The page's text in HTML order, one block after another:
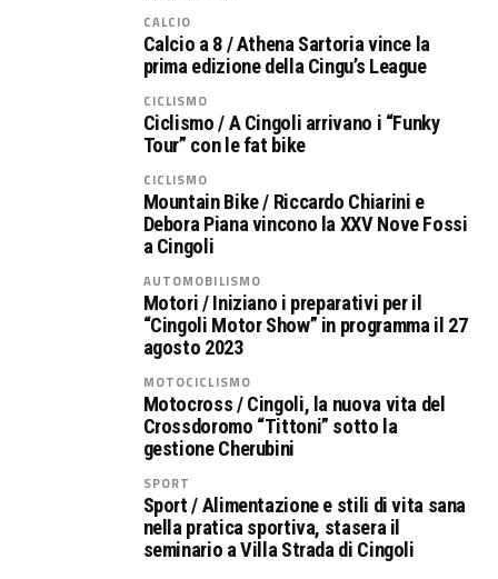
CALCIO
Calcio a 8 / Athena Sartoria vince la
prima edizione della Cingu’s League
CICLISMO
Ciclismo / A Cingoli arrivano i “Funky
Tour” con le fat bike
CICLISMO
Mountain Bike / Riccardo Chiarini e
Debora Piana vincono la XXV Nove Fossi
a Cingoli
AUTOMOBILISMO
Motori / Iniziano i preparativi per il
“Cingoli Motor Show” in programma il 27
agosto 2023
MOTOCICLISMO
Motocross / Cingoli, la nuova vita del
Crossdoromo “Tittoni” sotto la
gestione Cherubini
SPORT
Sport / Alimentazione e stili di vita sana
nella pratica sportiva, stasera il
seminario a Villa Strada di Cingoli